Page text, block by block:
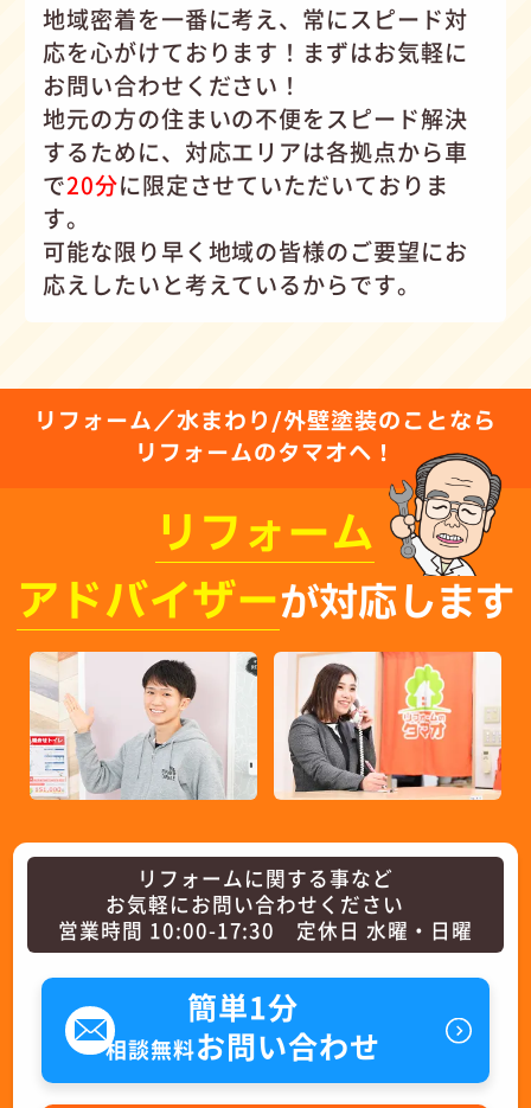
地域密着を一番に考え、常にスピード対
応を心がけております！まずはお気軽に
お問い合わせください！
地元の方の住まいの不便をスピード解決
するために、対応エリアは各拠点から車
で20分に限定させていただいておりま
す。
可能な限り早く地域の皆様のご要望にお
応えしたいと考えているからです。
リフォーム／水まわり/外壁塗装のことなら
リフォームのタマオへ！
リフォーム
アドバイザーが対応します
リフォームに関する事など
お気軽にお問い合わせください
営業時間 10:00-17:30 定休日 水曜・日曜
簡単1分
相談無料お問い合わせ